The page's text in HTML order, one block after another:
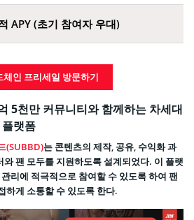
APY (초기 참여자 우대)
체인 프리세일 방문하기
5천만 커뮤니티와 함께하는 차세대
랫폼
(SUBBD)는 콘텐츠의 제작, 공유, 수익화 과
팬 모두를 지원하도록 설계되었다. 이 플랫
리에 적극적으로 참여할 수 있도록 하여 팬
하게 소통할 수 있도록 한다.